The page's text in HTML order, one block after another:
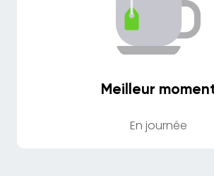
Meilleur
En journée